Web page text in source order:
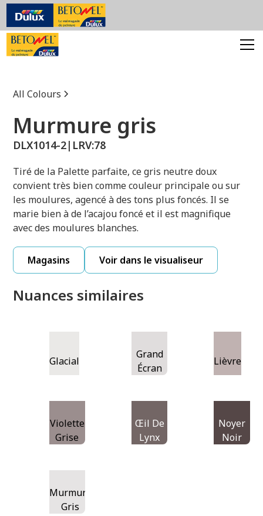
All Colours
Murmure gris
DLX1014-2| LRV:78
Tiré de la Palette parfaite, ce gris neutre doux
convient très bien comme couleur principale ou sur
les moulures, agencé à des tons plus foncés. Il se
marie bien à de l’acajou foncé et il est magnifique
avec des moulures blanches.
Magasins Voir dans le visualiseur
Nuances similaires
Glacial
Grand
Écran
Lièvre
Violette
Grise
Œil De
Lynx
Noyer
Noir
Murmure
Gris